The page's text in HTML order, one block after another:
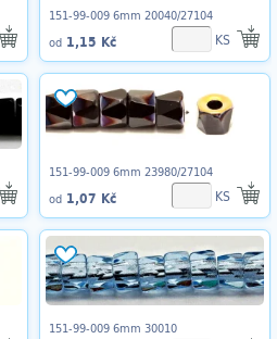
151-99-009 6mm 20040/27104
od 1,15 Kč KS
151-99-009 6mm 23980/27104
od 1,07 Kč KS
151-99-009 6mm 30010